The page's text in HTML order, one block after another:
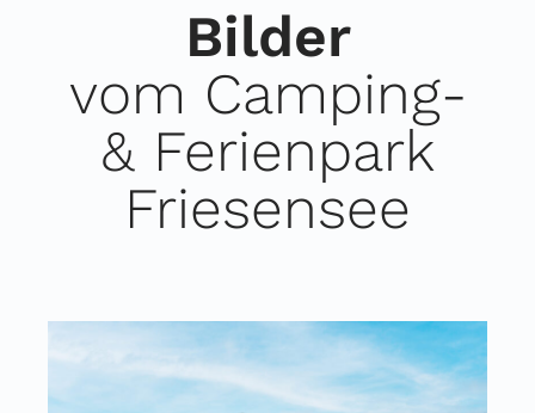
Bilder
vom Camping-
& Ferienpark
Friesensee